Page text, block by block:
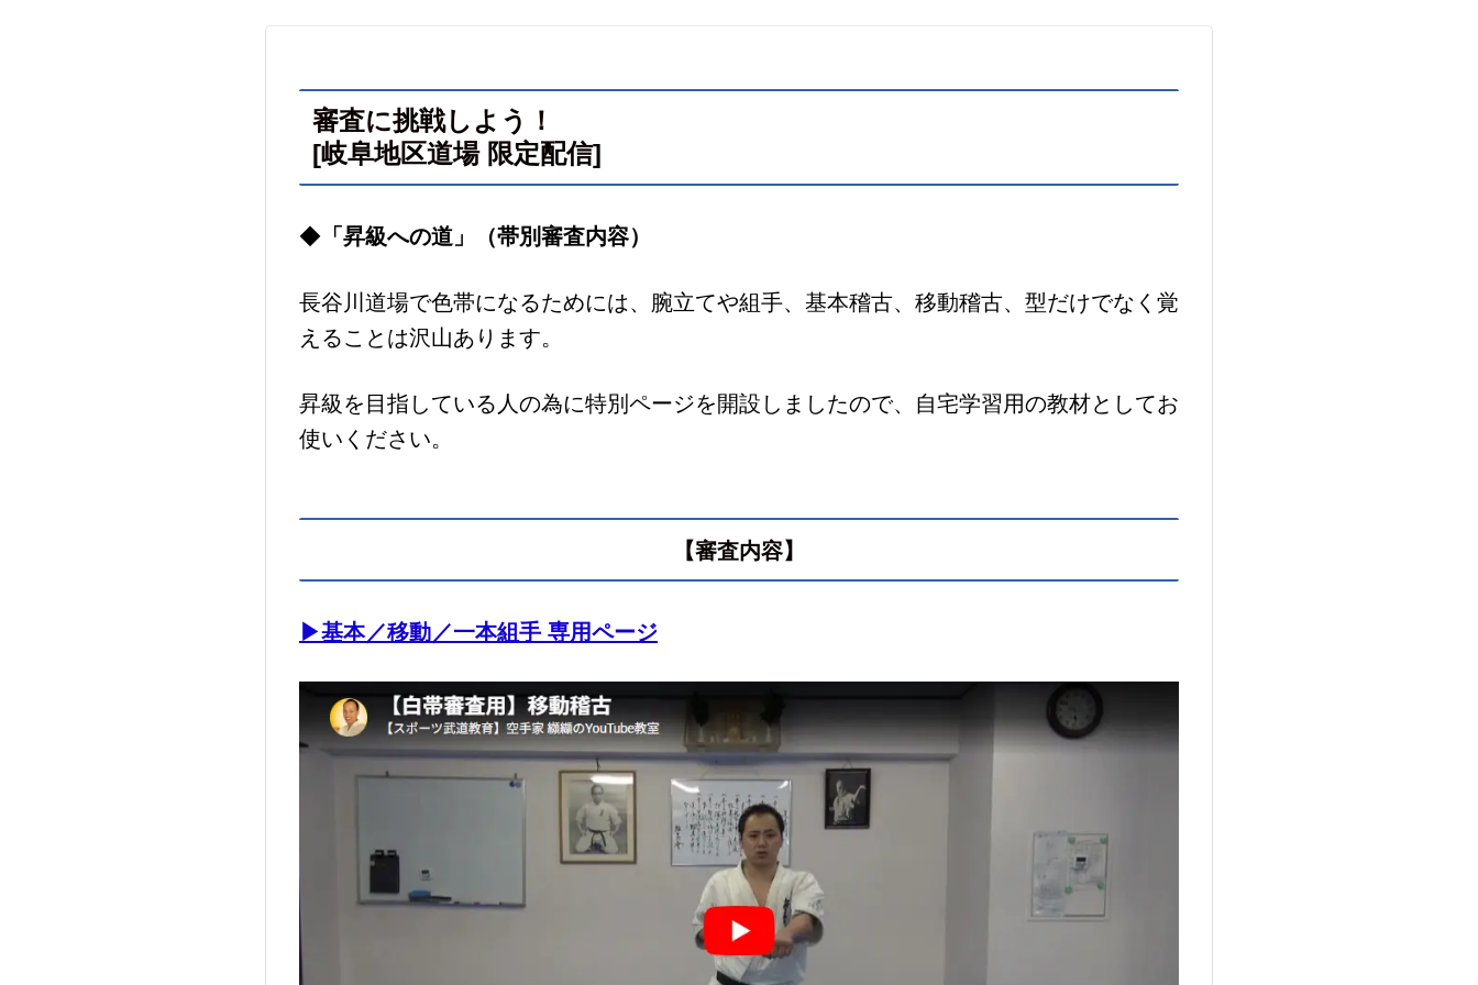
審査に挑戦しよう！
[岐阜地区道場 限定配信]
◆ 「昇級への道」（帯別審査内容）
長谷川道場で色帯になるためには、腕立てや組手、基本稽古、移動稽古、型だけでなく覚
えることは沢山あります。
昇級を目指している人の為に特別ページを開設しましたので、自宅学習用の教材としてお
使いください。
【審査内容】
▶基本／移動／一本組手 専用ページ